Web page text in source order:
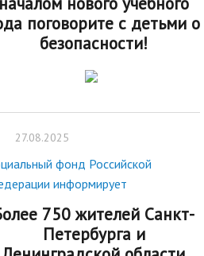
поговорите с детьми о
безопасности!
27.08.2025
фонд Российской
информирует
750 жителей Санкт-
Петербурга и